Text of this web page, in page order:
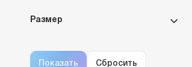
Размер